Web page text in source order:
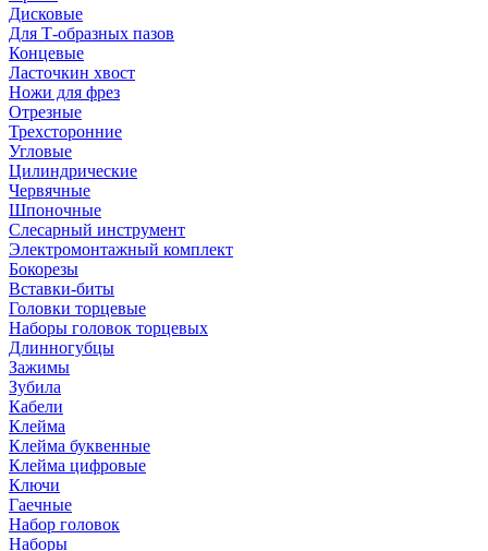
Дисковые
Для Т-образных пазов
Концевые
Ласточкин хвост
Ножи для фрез
Отрезные
Трехсторонние
Угловые
Цилиндрические
Червячные
Шпоночные
Слесарный инструмент
Электромонтажный комплект
Бокорезы
Вставки-биты
Головки торцевые
Наборы головок торцевых
Длинногубцы
Зажимы
Зубила
Кабели
Клейма
Клейма буквенные
Клейма цифровые
Ключи
Гаечные
Набор головок
Наборы